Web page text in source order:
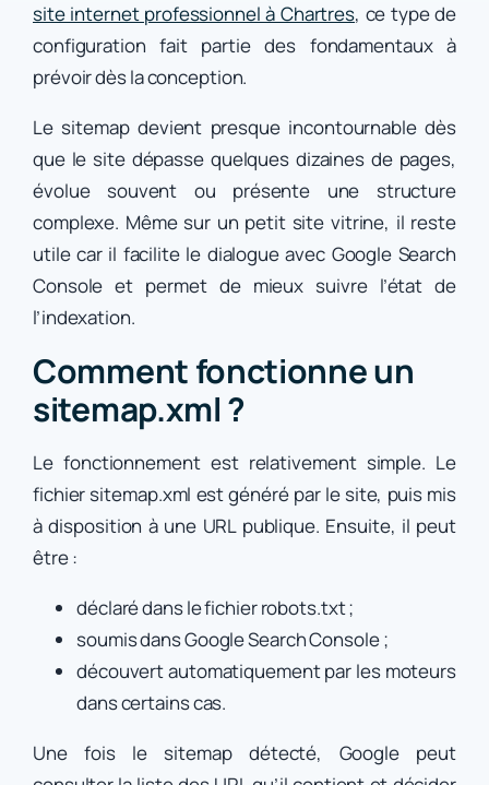
site internet professionnel à Chartres, ce type de
configuration fait partie des fondamentaux à
prévoir dès la conception.
Le sitemap devient presque incontournable dès
que le site dépasse quelques dizaines de pages,
évolue souvent ou présente une structure
complexe. Même sur un petit site vitrine, il reste
utile car il facilite le dialogue avec Google Search
Console et permet de mieux suivre l’état de
l’indexation.
Comment fonctionne un
sitemap.xml ?
Le fonctionnement est relativement simple. Le
fichier sitemap.xml est généré par le site, puis mis
à disposition à une URL publique. Ensuite, il peut
être :
déclaré dans le fichier robots.txt ;
soumis dans Google Search Console ;
découvert automatiquement par les moteurs
dans certains cas.
Une fois le sitemap détecté, Google peut